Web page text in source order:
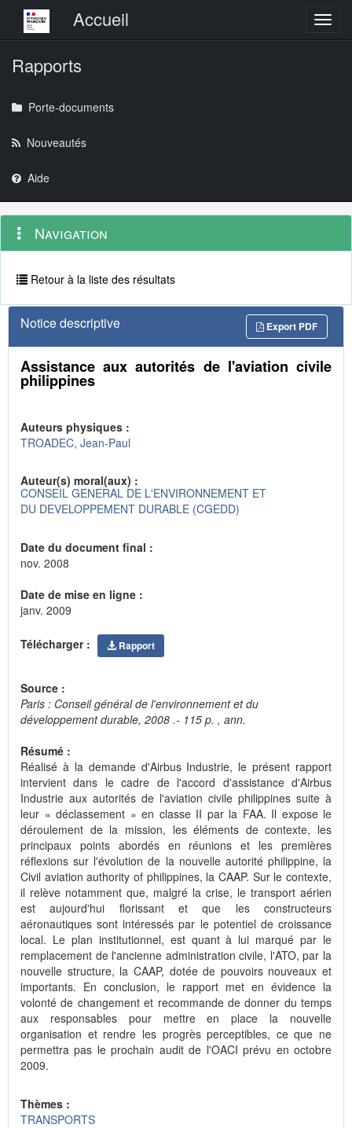
Menu principalAccueil
Rapports
Porte-documents
Nouveautés
Aide
Navigation
outils
Menu
contextuel
Navigation
Retour à la liste des résultats
Notice descriptive Export PDF
Assistance aux autorités de l'aviation civile
philippines
Auteurs physiques :
TROADEC, Jean-Paul
Auteur(s) moral(aux) :
CONSEIL GENERAL DE L'ENVIRONNEMENT ET
DU DEVELOPPEMENT DURABLE (CGEDD)
Date du document final :
nov. 2008
Date de mise en ligne :
janv. 2009
Télécharger : Rapport
Source :
Paris : Conseil général de l'environnement et du
développement durable, 2008 .- 115 p. , ann.
Résumé :
Réalisé à la demande d'Airbus Industrie, le présent rapport
intervient dans le cadre de l'accord d'assistance d'Airbus
Industrie aux autorités de l'aviation civile philippines suite à
leur « déclassement » en classe II par la FAA. Il expose le
déroulement de la mission, les éléments de contexte, les
principaux points abordés en réunions et les premières
réflexions sur l'évolution de la nouvelle autorité philippine, la
Civil aviation authority of philippines, la CAAP. Sur le contexte,
il relève notamment que, malgré la crise, le transport aérien
est aujourd'hui florissant et que les constructeurs
aéronautiques sont intéressés par le potentiel de croissance
local. Le plan institutionnel, est quant à lui marqué par le
remplacement de l'ancienne administration civile, l'ATO, par la
nouvelle structure, la CAAP, dotée de pouvoirs nouveaux et
importants. En conclusion, le rapport met en évidence la
volonté de changement et recommande de donner du temps
aux responsables pour mettre en place la nouvelle
organisation et rendre les progrès perceptibles, ce que ne
permettra pas le prochain audit de l'OACI prévu en octobre
2009.
Thèmes :
TRANSPORTS